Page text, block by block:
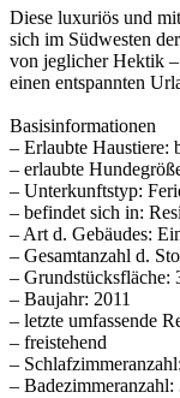
Diese luxuriös und
sich im Südwesten
von jeglicher Hektik
einen entspannten
Basisinformationen
– Erlaubte Haustiere:
– erlaubte
– Unterkunftstyp:
– befindet sich in:
– Art d. Gebäudes:
– Gesamtanzahl d.
– Grundstücksfläche:
– Baujahr: 2011
– letzte umfassende
– freistehend
–
– Badezimmeranzahl: